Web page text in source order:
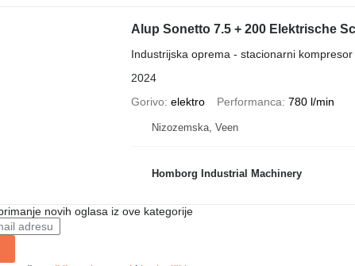
Alup Sonetto 7.5 + 200 Elektrische
Industrijska oprema - stacionarni kompresor
2024
Gorivo elektro Performanca 780 l/min
Nizozemska, Veen
Homborg Industrial Machinery
novih oglasa iz ove kategorije